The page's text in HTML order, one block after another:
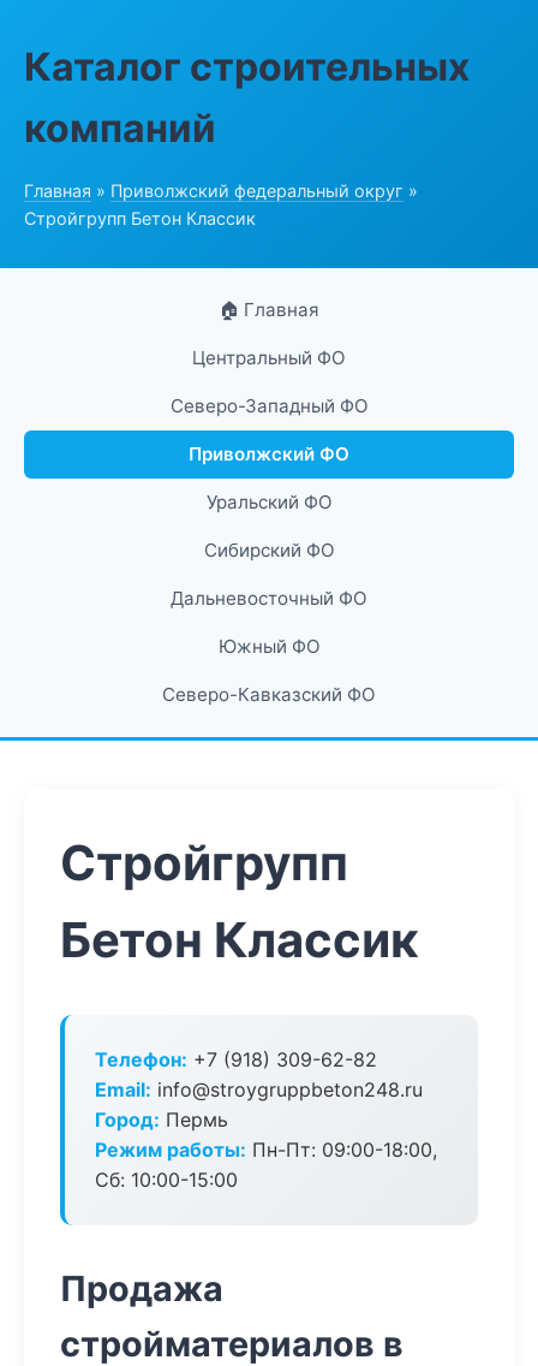
Каталог строительных
компаний
Главная » Приволжский федеральный округ »
Стройгрупп Бетон Классик
🏠 Главная
Центральный ФО
Северо-Западный ФО
Приволжский ФО
Уральский ФО
Сибирский ФО
Дальневосточный ФО
Южный ФО
Северо-Кавказский ФО
Стройгрупп
Бетон Классик
Телефон: +7 (918) 309-62-82
Email: info@stroygruppbeton248.ru
Город: Пермь
Режим работы: Пн-Пт: 09:00-18:00,
Сб: 10:00-15:00
Продажа
стройматериалов в